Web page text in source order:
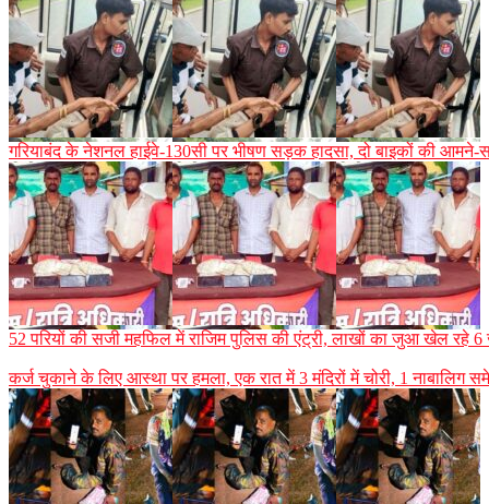
गरियाबंद के नेशनल हाईवे-130सी पर भीषण सड़क हादसा, दो बाइकों की
52 परियों की सजी महफिल में राजिम पुलिस की एंट्री, लाखों का जुआ खेल रहे 6
कर्ज चुकाने के लिए आस्था पर हमला, एक रात में 3 मंदिरों में चोरी, 1 नाबालिग